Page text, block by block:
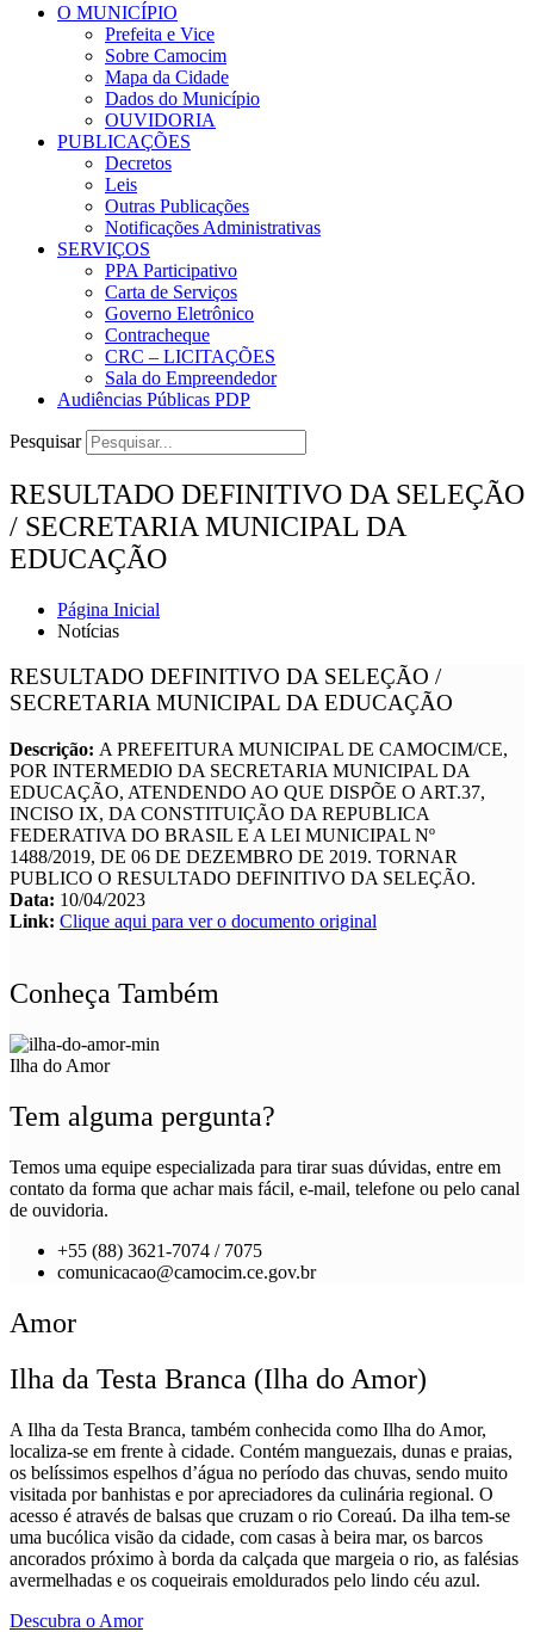
O MUNICÍPIO
Prefeita e Vice
Sobre Camocim
Mapa da Cidade
Dados do Município
OUVIDORIA
PUBLICAÇÕES
Decretos
Leis
Outras Publicações
Notificações Administrativas
SERVIÇOS
PPA Participativo
Carta de Serviços
Governo Eletrônico
Contracheque
CRC – LICITAÇÕES
Sala do Empreendedor
Audiências Públicas PDP
Pesquisar
RESULTADO DEFINITIVO DA SELEÇÃO
/ SECRETARIA MUNICIPAL DA
EDUCAÇÃO
Página Inicial
Notícias
RESULTADO DEFINITIVO DA SELEÇÃO /
SECRETARIA MUNICIPAL DA EDUCAÇÃO
Descrição: A PREFEITURA MUNICIPAL DE CAMOCIM/CE,
POR INTERMEDIO DA SECRETARIA MUNICIPAL DA
EDUCAÇÃO, ATENDENDO AO QUE DISPÕE O ART.37,
INCISO IX, DA CONSTITUIÇÃO DA REPUBLICA
FEDERATIVA DO BRASIL E A LEI MUNICIPAL Nº
1488/2019, DE 06 DE DEZEMBRO DE 2019. TORNAR
PUBLICO O RESULTADO DEFINITIVO DA SELEÇÃO.
Data: 10/04/2023
Link: Clique aqui para ver o documento original
Conheça Também
Ilha do Amor
Tem alguma pergunta?
Temos uma equipe especializada para tirar suas dúvidas, entre em
contato da forma que achar mais fácil, e-mail, telefone ou pelo canal
de ouvidoria.
+55 (88) 3621-7074 / 7075
comunicacao@camocim.ce.gov.br
Amor
Ilha da Testa Branca (Ilha do Amor)
A Ilha da Testa Branca, também conhecida como Ilha do Amor,
localiza-se em frente à cidade. Contém manguezais, dunas e praias,
os belíssimos espelhos d’água no período das chuvas, sendo muito
visitada por banhistas e por apreciadores da culinária regional. O
acesso é através de balsas que cruzam o rio Coreaú. Da ilha tem-se
uma bucólica visão da cidade, com casas à beira mar, os barcos
ancorados próximo à borda da calçada que margeia o rio, as falésias
avermelhadas e os coqueirais emoldurados pelo lindo céu azul.
Descubra o Amor